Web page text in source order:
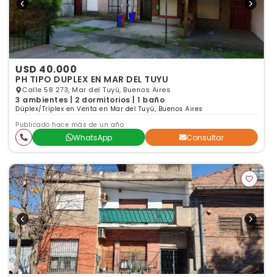
USD 40.000
PH TIPO DUPLEX EN MAR DEL TUYU
Calle 58 273, Mar del Tuyú, Buenos Aires
3 ambientes | 2 dormitorios | 1 baño
Dúplex/Tríplex en Venta en Mar del Tuyú, Buenos Aires
Publicado hace más de un año
WhatsApp Consultar